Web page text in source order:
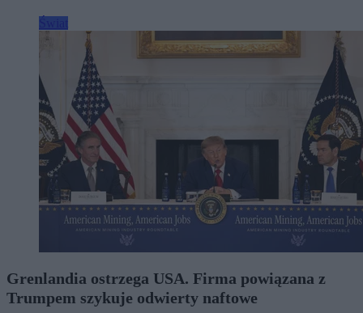
Grenlandia ostrzega USA. Firma powiązana z
Trumpem szykuje odwierty naftowe